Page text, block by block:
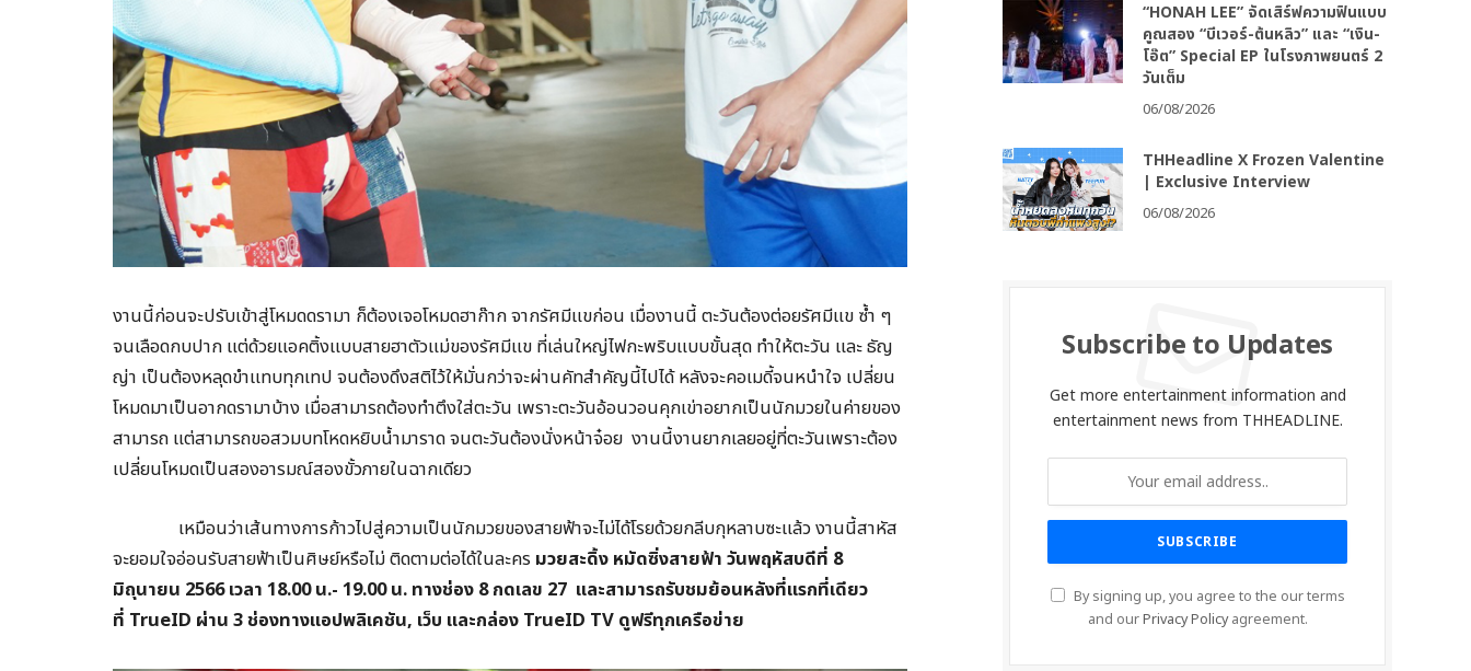
งานนี้ก่อนจะปรับเข้าสู่โหมดดรามา ก็ต้องเจอโหมดฮาก๊าก จากรัศมีแขก่อน เมื่องานนี้ ตะวันต้องต่อยรัศมีแข ซ้ำ ๆ
จนเลือดกบปาก แต่ด้วยแอคติ้งแบบสายฮาตัวแม่ของรัศมีแข ที่เล่นใหญ่ไฟกะพริบแบบขั้นสุด ทำให้ตะวัน และ ธัญ
ญ่า เป็นต้องหลุดขำแทบทุกเทป จนต้องดึงสติไว้ให้มั่นกว่าจะผ่านคัทสำคัญนี้ไปได้ หลังจะคอเมดี้จนหนำใจ เปลี่ยน
โหมดมาเป็นอากดรามาบ้าง เมื่อสามารถต้องทำตึงใส่ตะวัน เพราะตะวันอ้อนวอนคุกเข่าอยากเป็นนักมวยในค่ายของ
สามารถ แต่สามารถขอสวมบทโหดหยิบน้ำมาราด จนตะวันต้องนั่งหน้าจ๋อย งานนี้งานยากเลยอยู่ที่ตะวันเพราะต้อง
เปลี่ยนโหมดเป็นสองอารมณ์สองขั้วภายในฉากเดียว
เหมือนว่าเส้นทางการก้าวไปสู่ความเป็นนักมวยของสายฟ้าจะไม่ได้โรยด้วยกลีบกุหลาบซะแล้ว งานนี้สาหัส
จะยอมใจอ่อนรับสายฟ้าเป็นศิษย์หรือไม่ ติดตามต่อได้ในละคร มวยสะดิ้ง หมัดซิ่งสายฟ้า วันพฤหัสบดีที่ 8
มิถุนายน 2566 เวลา 18.00 น.- 19.00 น. ทางช่อง 8 กดเลข 27 และสามารถรับชมย้อนหลังที่แรกที่เดียว
ที่ TrueID ผ่าน 3 ช่องทางแอปพลิเคชัน, เว็บ และกล่อง TrueID TV ดูฟรีทุกเครือข่าย
“HONAH LEE” จัดเสิร์ฟความฟินแบบ
คูณสอง “บีเวอร์-ต้นหลิว” และ “เงิน-
โอ๊ต” Special EP ในโรงภาพยนตร์ 2
วันเต็ม
06/08/2026
THHeadline X Frozen Valentine
| Exclusive Interview
06/08/2026
Subscribe to Updates
Get more entertainment information and
entertainment news from THHEADLINE.
By signing up, you agree to the our terms
and ourPrivacy Policyagreement.